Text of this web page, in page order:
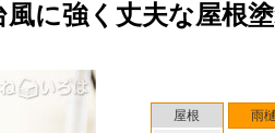
に強く丈夫な屋根
屋根
雨樋